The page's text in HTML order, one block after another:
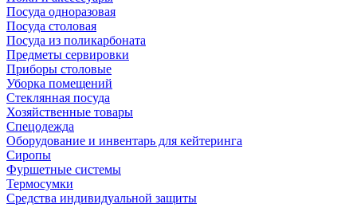
Посуда одноразовая
Посуда столовая
Посуда из поликарбоната
Предметы сервировки
Приборы столовые
Уборка помещений
Стеклянная посуда
Хозяйственные товары
Спецодежда
Оборудование и инвентарь для кейтеринга
Сиропы
Фуршетные системы
Термосумки
Средства индивидуальной защиты